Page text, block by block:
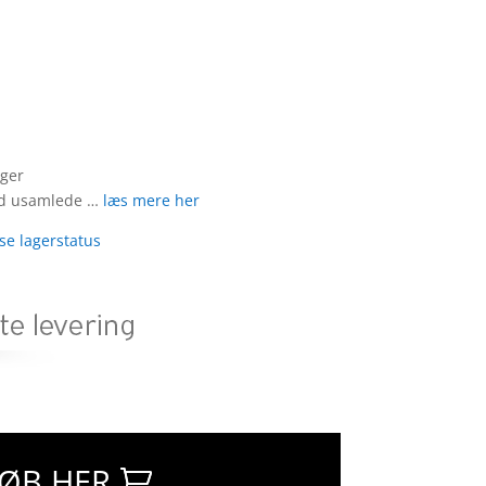
usamlede … læs mere her
lagerstatus